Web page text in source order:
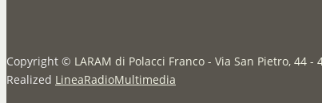
Copyright © LARAM di Polacci Franco - Via San Pietro, 44
Realized LineaRadioMultimedia